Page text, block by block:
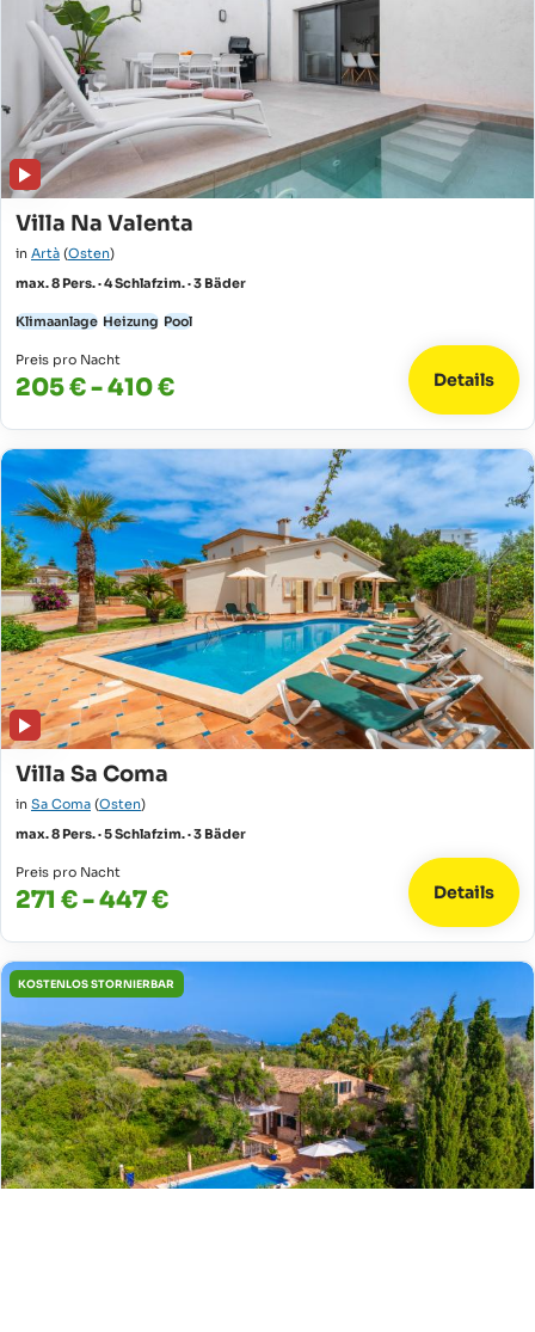
Villa Na Valenta
in Artà (Osten)
max. 8 Pers. · 4 Schlafzim. · 3 Bäder
Klimaanlage Heizung Pool
Preis pro Nacht
205 € - 410 € Details
Villa Sa Coma
in Sa Coma (Osten)
max. 8 Pers. · 5 Schlafzim. · 3 Bäder
Preis pro Nacht
271 € - 447 € Details
KOSTENLOS STORNIERBAR